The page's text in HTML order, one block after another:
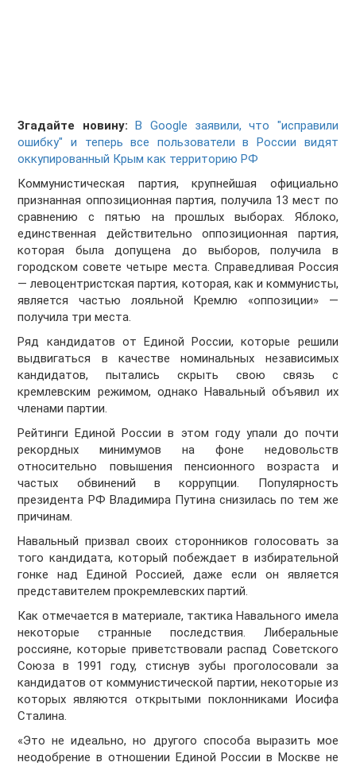
Згадайте новину:В Google заявили, что "исправили
ошибку" и теперь все пользователи в России видят
оккупированный Крым как территорию РФ
Коммунистическая партия, крупнейшая официально
признанная оппозиционная партия, получила 13 мест по
сравнению с пятью на прошлых выборах. Яблоко,
единственная действительно оппозиционная партия,
которая была допущена до выборов, получила в
городском совете четыре места. Справедливая Россия
— левоцентристская партия, которая, как и коммунисты,
является частью лояльной Кремлю «оппозиции» —
получила три места.
Ряд кандидатов от Единой России, которые решили
выдвигаться в качестве номинальных независимых
кандидатов, пытались скрыть свою связь с
кремлевским режимом, однако Навальный объявил их
членами партии.
Рейтинги Единой России в этом году упали до почти
рекордных минимумов на фоне недовольств
относительно повышения пенсионного возраста и
частых обвинений в коррупции. Популярность
президента РФ Владимира Путина снизилась по тем же
причинам.
Навальный призвал своих сторонников голосовать за
того кандидата, который побеждает в избирательной
гонке над Единой Россией, даже если он является
представителем прокремлевских партий.
Как отмечается в материале, тактика Навального имела
некоторые странные последствия. Либеральные
россияне, которые приветствовали распад Советского
Союза в 1991 году, стиснув зубы проголосовали за
кандидатов от коммунистической партии, некоторые из
которых являются открытыми поклонниками Иосифа
Сталина.
«Это не идеально, но другого способа выразить мое
неодобрение в отношении Единой России в Москве не